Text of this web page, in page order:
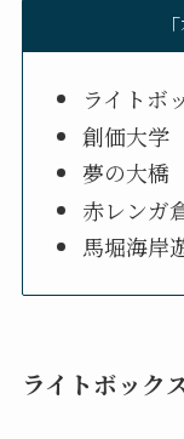
ライトボ
創価大学
夢の大橋
赤レンガ
馬堀海岸
ライトボック